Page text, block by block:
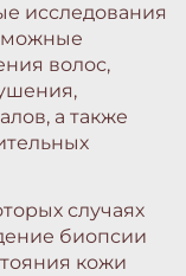
исследования
волос,
а также
случаях
биопсии
кожи